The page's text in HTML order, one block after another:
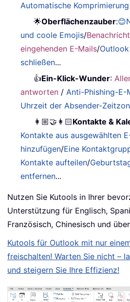
Automatische Komprimierung
🌟Oberflächenzauber:
und coole Emojis/
eingehenden E-Mails/
schließen...
👍Ein-Klick-Wunder:
antworten /Anti-Phishing-E-
Uhrzeit der Absender-
👩🏼‍🤝‍👩🏻Kontakte &
Kontakte aus ausgewählten
hinzufügen/Eine
Kontakte aufteilen/
entfernen...
Nutzen Sie Kutools in Ihrer
Unterstützung für Englisch,
Französisch, Chinesisch und
Kutools für Outlook mit nur
freischalten! Warten Sie nicht –
und steigern Sie Ihre Effizienz!